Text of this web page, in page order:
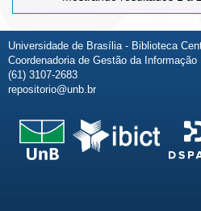
Universidade de Brasília - Biblioteca
Coordenadoria de Gestão da Informação
(61) 3107-2683
repositorio@unb.br